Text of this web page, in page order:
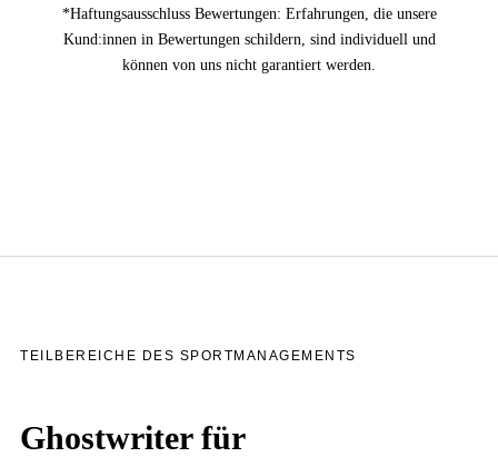
*Haftungsausschluss Bewertungen: Erfahrungen, die unsere
Kund:innen in Bewertungen schildern, sind individuell und
können von uns nicht garantiert werden.
TEILBEREICHE DES SPORTMANAGEMENTS
Ghostwriter für